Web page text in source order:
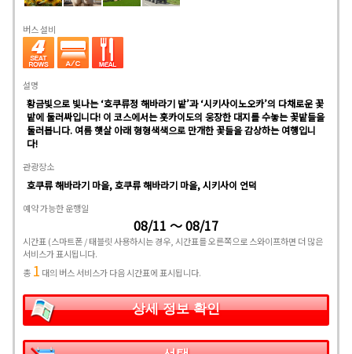
버스 설비
설명
황금빛으로 빛나는 ‘호쿠류정 해바라기 밭’과 ‘시키사이노오카’의 다채로운 꽃
밭에 둘러싸입니다! 이 코스에서는 홋카이도의 웅장한 대지를 수놓는 꽃밭들을
둘러봅니다. 여름 햇살 아래 형형색색으로 만개한 꽃들을 감상하는 여행입니
다!
관광장소
호쿠류 해바라기 마을, 호쿠류 해바라기 마을, 시키사이 언덕
예약 가능한 운행일
08/11 ～ 08/17
시간표(스마트폰 / 태블릿 사용하시는 경우, 시간표를 오른쪽으로 스와이프하면 더 많은
서비스가 표시됩니다.
총 1 대의 버스 서비스가 다음 시간표에 표시됩니다.
상세 정보 확인